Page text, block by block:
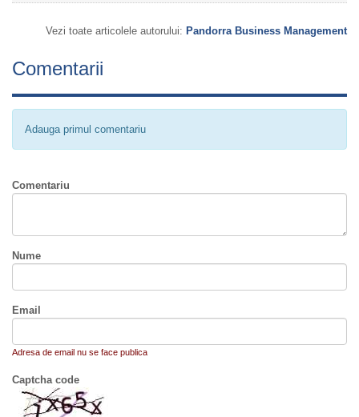
Vezi toate articolele autorului: Pandorra Business Management
Comentarii
Adauga primul comentariu
Comentariu
Nume
Email
Adresa de email nu se face publica
Captcha code